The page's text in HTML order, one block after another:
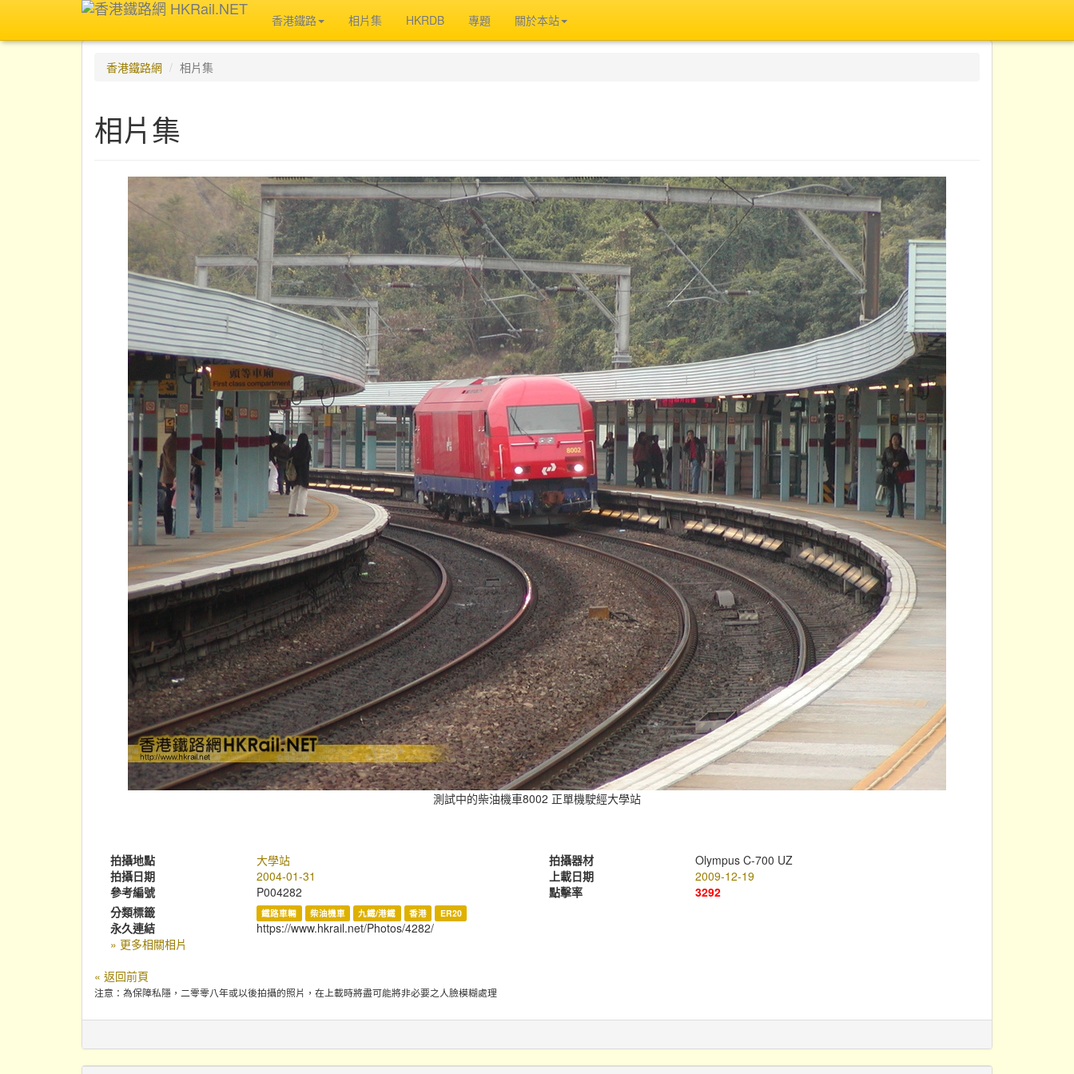
香港鐵路 相片集 HKRDB 專題 關於本站
香港鐵路網 相片集
相片集
測試中的柴油機車8002 正單機駛經大學站
拍攝地點 大學站 拍攝器材
Olympus C-700 UZ
拍攝日期
2004-01-31 上載日期
2009-12-19
參考編號
P004282 點擊率
3292
分類標籤
鐵路車輛 柴油機車 九鐵/港鐵 香港 ER20
永久連結
https://www.hkrail.net/Photos/4282/
» 更多相關相片
« 返回前頁
注意：為保障私隱，二零零八年或以後拍攝的照片，在上載時將盡可能將非必要之人臉模糊處理